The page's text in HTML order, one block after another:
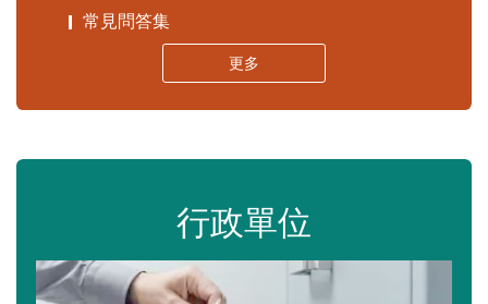
常見問答集
更多
行政單位